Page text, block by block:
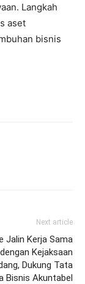
Langkah
aset
bisnis
Next article
Jalin Kerja Sama
Kejaksaan
Dukung Tata
Bisnis Akuntabel